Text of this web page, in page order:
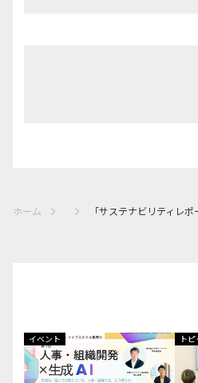
ホーム 「サステナビリティレ
イベント ト